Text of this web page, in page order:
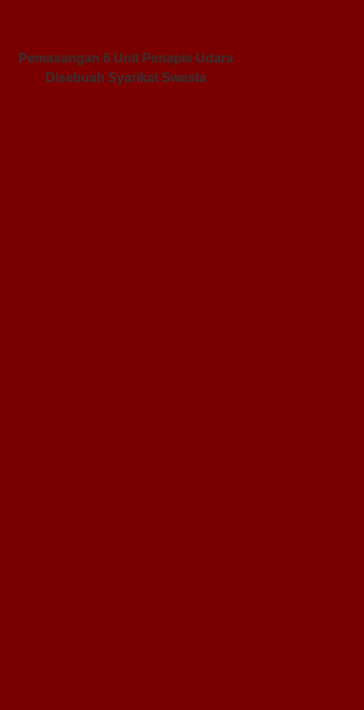
Pemasangan 6 Unit Penapis Udara
Disebuah Syarikat Swasta